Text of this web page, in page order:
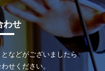
わせ
などがございましたら
せください。